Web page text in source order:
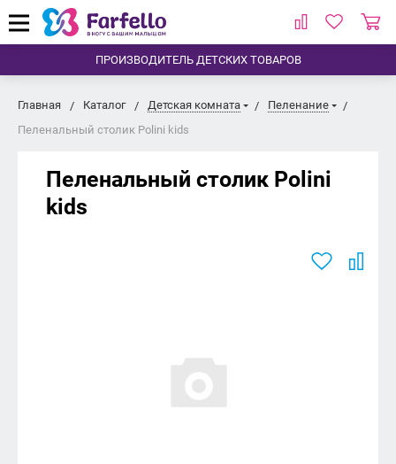
ПРОИЗВОДИТЕЛЬ ДЕТСКИХ ТОВАРОВ
Главная Каталог Детская комната
Пеленание
Пеленальный столик Polini kids
Пеленальный столик Polini
kids